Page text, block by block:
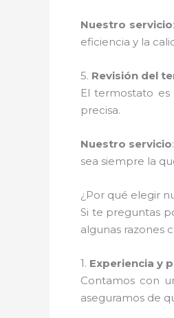
Nuestro servicio
eficiencia y la
5. Revisión del
El termostato
precisa.
Nuestro servicio
sea siempre la
¿Por qué elegir
Si te preguntas
algunas razones
1. Experiencia y
Contamos con
aseguramos de